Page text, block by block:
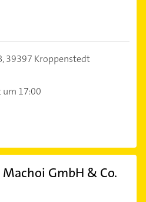
39397 Kroppenstedt
um 17:00
GmbH & Co.